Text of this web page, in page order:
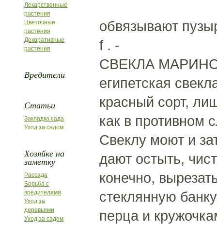
Лекарственные
растения
Цветочные
растения
Декоративные
растения
Вредители
Статьи
Закладка сада
Уход за садом
Хозяйке на
заметку
Рассада
Борьба с
вредителями
Уход за
деревьями
Уход за садом
обвязывают
f . -
СВЕКЛА
египетская
красный сорт,
как в противном
Свеклу моют и
дают остыть,
конечно,
стеклянную
перца и